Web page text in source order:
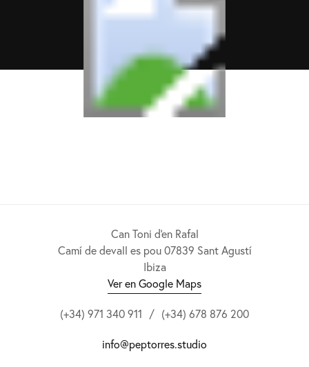
Can Toni d'en Rafal
Camí de devall es pou 07839 Sant Agustí
Ibiza
Ver en Google Maps
(+34) 971 340 911 / (+34) 678 876 200
info@peptorres.studio